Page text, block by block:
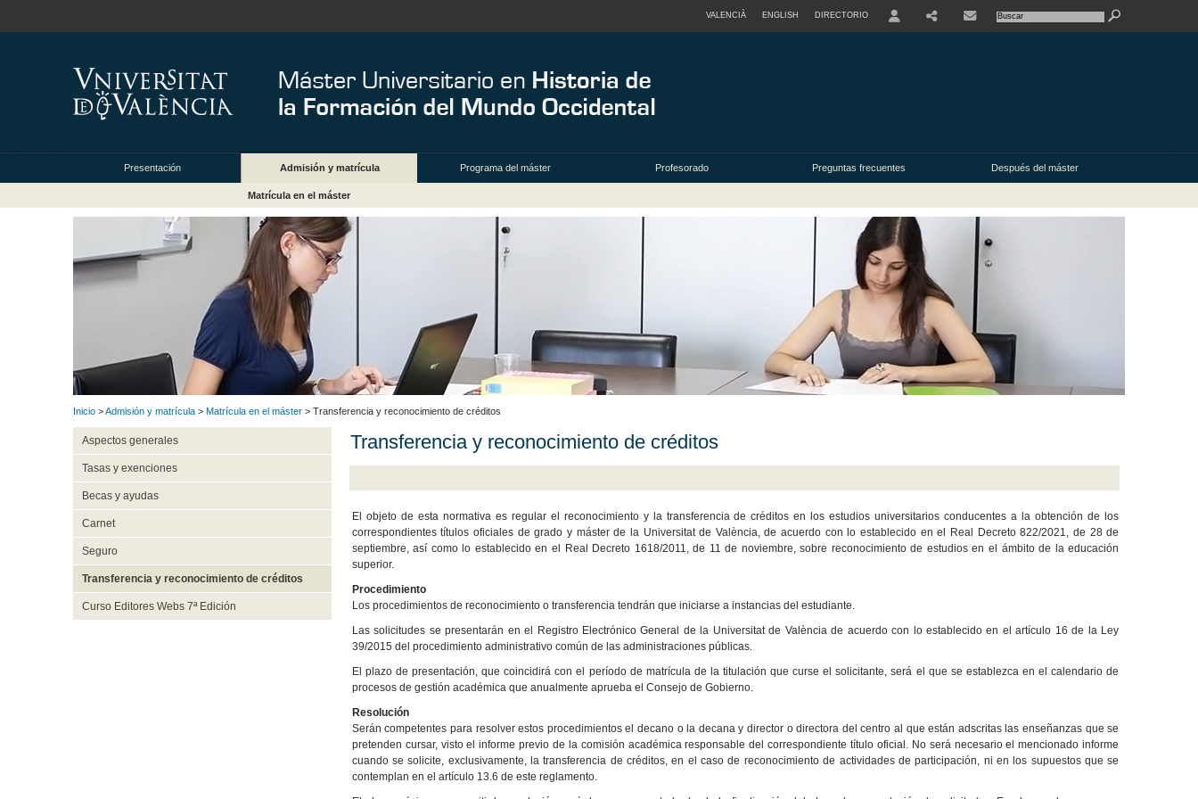
VALENCIÀ ENGLISH DIRECTORIO
Presentación Admisión y matrícula Programa del máster Profesorado Preguntas frecuentes Después del máster
Matrícula en el máster
Inicio >Admisión y matrícula > Matrícula en el máster > Transferencia y reconocimiento de créditos
Aspectos generales
Tasas y exenciones
Becas y ayudas
Carnet
Seguro
Transferencia y reconocimiento de créditos
Curso Editores Webs 7ª Edición
Transferencia y reconocimiento de créditos
El objeto de esta normativa es regular el reconocimiento y la transferencia de créditos en los estudios universitarios conducentes a la obtención de los
correspondientes títulos oficiales de grado y máster de la Universitat de València, de acuerdo con lo establecido en el Real Decreto 822/2021, de 28 de
septiembre, así como lo establecido en el Real Decreto 1618/2011, de 11 de noviembre, sobre reconocimiento de estudios en el ámbito de la educación
superior.
Procedimiento
Los procedimientos de reconocimiento o transferencia tendrán que iniciarse a instancias del estudiante.
Las solicitudes se presentarán en el Registro Electrónico General de la Universitat de València de acuerdo con lo establecido en el artículo 16 de la Ley
39/2015 del procedimiento administrativo común de las administraciones públicas.
El plazo de presentación, que coincidirá con el período de matrícula de la titulación que curse el solicitante, será el que se establezca en el calendario de
procesos de gestión académica que anualmente aprueba el Consejo de Gobierno.
Resolución
Serán competentes para resolver estos procedimientos el decano o la decana y director o directora del centro al que están adscritas las enseñanzas que se
pretenden cursar, visto el informe previo de la comisión académica responsable del correspondiente título oficial. No será necesario el mencionado informe
cuando se solicite, exclusivamente, la transferencia de créditos, en el caso de reconocimiento de actividades de participación, ni en los supuestos que se
contemplan en el artículo 13.6 de este reglamento.